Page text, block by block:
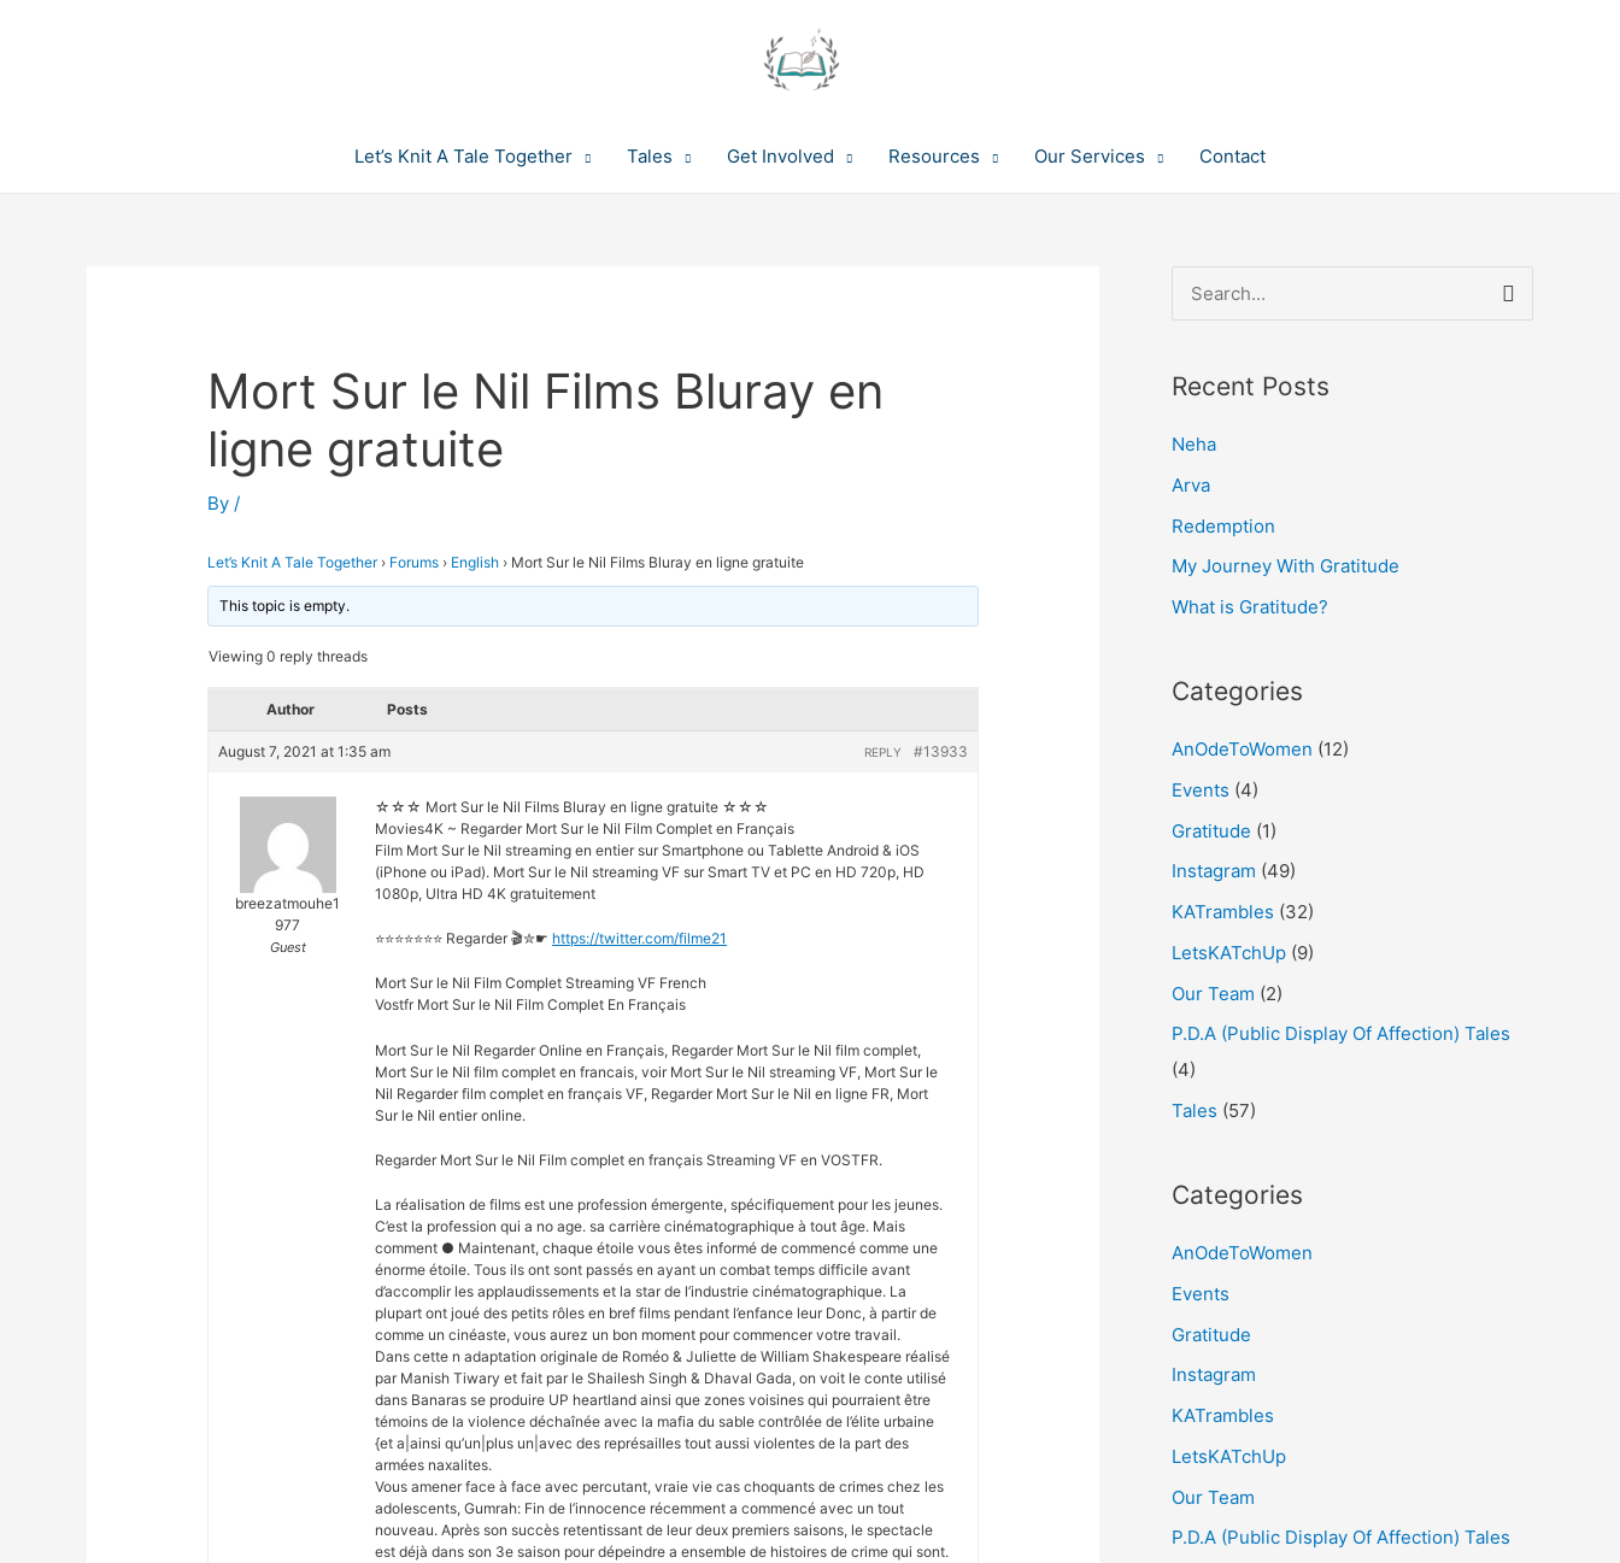
Let’s Knit A Tale Together Tales Get Involved Resources Our Services Contact
Mort Sur le Nil Films Bluray en
ligne gratuite
By/
Let’s Knit A Tale Together › Forums › English › Mort Sur le Nil Films Bluray en ligne gratuite
This topic is empty.
Viewing 0 reply threads
Author Posts
August 7, 2021 at 1:35 am #13933
REPLY
breezatmouhe1
977
Guest
☆☆☆ Mort Sur le Nil Films Bluray en ligne gratuite ☆☆☆
Movies4K ~ Regarder Mort Sur le Nil Film Complet en Français
Film Mort Sur le Nil streaming en entier sur Smartphone ou Tablette Android & iOS
(iPhone ou iPad). Mort Sur le Nil streaming VF sur Smart TV et PC en HD 720p, HD
1080p, Ultra HD 4K gratuitement
⭐⭐⭐⭐⭐⭐⭐ Regarder 🎬✮☛ https://twitter.com/filme21
Mort Sur le Nil Film Complet Streaming VF French
Vostfr Mort Sur le Nil Film Complet En Français
Mort Sur le Nil Regarder Online en Français, Regarder Mort Sur le Nil film complet,
Mort Sur le Nil film complet en francais, voir Mort Sur le Nil streaming VF, Mort Sur le
Nil Regarder film complet en français VF, Regarder Mort Sur le Nil en ligne FR, Mort
Sur le Nil entier online.
Regarder Mort Sur le Nil Film complet en français Streaming VF en VOSTFR.
La réalisation de films est une profession émergente, spécifiquement pour les jeunes.
C’est la profession qui a no age. sa carrière cinématographique à tout âge. Mais
comment ● Maintenant, chaque étoile vous êtes informé de commencé comme une
énorme étoile. Tous ils ont sont passés en ayant un combat temps difficile avant
d’accomplir les applaudissements et la star de l’industrie cinématographique. La
plupart ont joué des petits rôles en bref films pendant l’enfance leur Donc, à partir de
comme un cinéaste, vous aurez un bon moment pour commencer votre travail.
Dans cette n adaptation originale de Roméo & Juliette de William Shakespeare réalisé
par Manish Tiwary et fait par le Shailesh Singh & Dhaval Gada, on voit le conte utilisé
dans Banaras se produire UP heartland ainsi que zones voisines qui pourraient être
témoins de la violence déchaînée avec la mafia du sable contrôlée de l’élite urbaine
{et a|ainsi qu’un|plus un|avec des représailles tout aussi violentes de la part des
armées naxalites.
Vous amener face à face avec percutant, vraie vie cas choquants de crimes chez les
adolescents, Gumrah: Fin de l’innocence récemment a commencé avec un tout
nouveau. Après son succès retentissant de leur deux premiers saisons, le spectacle
est déjà dans son 3e saison pour dépeindre a ensemble de histoires de crime qui sont.
e
r
f
o
r
:
Recent Posts
Neha
Arva
Redemption
My Journey With Gratitude
What is Gratitude?
Categories
AnOdeToWomen (12)
Events (4)
Gratitude (1)
Instagram (49)
KATrambles (32)
LetsKATchUp (9)
Our Team (2)
P.D.A (Public Display Of Affection) Tales
(4)
Tales (57)
Categories
AnOdeToWomen
Events
Gratitude
Instagram
KATrambles
LetsKATchUp
Our Team
P.D.A (Public Display Of Affection) Tales